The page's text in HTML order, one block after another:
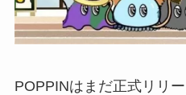
POPPINはまだ正式リリ